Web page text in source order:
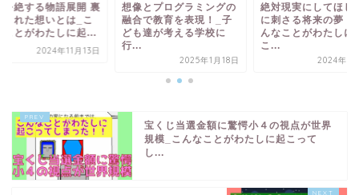
を絶する物語展開 裏
された想いとは_こ
ことがわたしに起...
2024年11月13日
想像とプログラミングの
融合で教育を表現！_子
ども達が考える学校に
行...
2025年1月18日
絶対現実にしてほし
に刺さる将来の夢！
んなことがわたしに
こ...
2024年10
宝くじ当選金額に驚愕小４の視点が世界
規模_こんなことがわたしに起こって
し...